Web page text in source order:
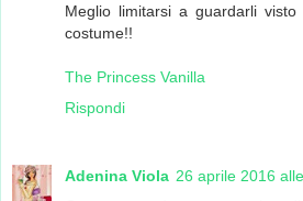
Meglio limitarsi a guardarli
costume!!
The Princess Vanilla
Rispondi
Adenina Viola 26 aprile 2016